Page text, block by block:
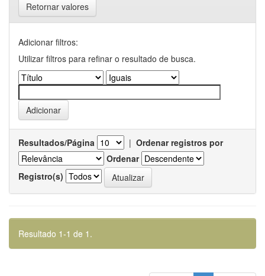
Retornar valores
Adicionar filtros:
Utilizar filtros para refinar o resultado de busca.
Resultados/Página | Ordenar registros por
Ordenar
Registro(s)
Resultado 1-1 de 1.